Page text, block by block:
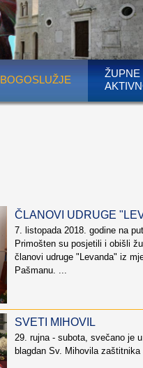
BOGOSLUŽJE
ŽUPNE
ČLANOVI UDRUGE
7. listopada 2018. godine na
Primošten su posjetili i obišli
članovi udruge "Levanda" iz
Pašmanu. ...
SVETI MIHOVIL
29. rujna - subota, svečano je
blagdan Sv. Mihovila